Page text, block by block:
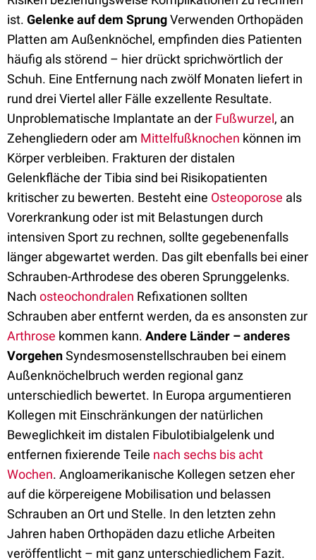
ist. Gelenke auf dem SprungVerwenden Orthopäden
Platten am Außenknöchel, empfinden dies Patienten
häufig als störend – hier drückt sprichwörtlich der
Schuh. Eine Entfernung nach zwölf Monaten liefert in
rund drei Viertel aller Fälle exzellente Resultate.
Unproblematische Implantate an der Fußwurzel, an
Zehengliedern oder am Mittelfußknochen können im
Körper verbleiben. Frakturen der distalen
Gelenkfläche der Tibia sind bei Risikopatienten
kritischer zu bewerten. Besteht eine Osteoporose als
Vorerkrankung oder ist mit Belastungen durch
intensiven Sport zu rechnen, sollte gegebenenfalls
länger abgewartet werden. Das gilt ebenfalls bei einer
Schrauben-Arthrodese des oberen Sprunggelenks.
Nach osteochondralen Refixationen sollten
Schrauben aber entfernt werden, da es ansonsten zur
Arthrose kommen kann. Andere Länder – anderes
VorgehenSyndesmosenstellschrauben bei einem
Außenknöchelbruch werden regional ganz
unterschiedlich bewertet. In Europa argumentieren
Kollegen mit Einschränkungen der natürlichen
Beweglichkeit im distalen Fibulotibialgelenk und
entfernen fixierende Teile nach sechs bis acht
Wochen. Angloamerikanische Kollegen setzen eher
auf die körpereigene Mobilisation und belassen
Schrauben an Ort und Stelle. In den letzten zehn
Jahren haben Orthopäden dazu etliche Arbeiten
veröffentlicht – mit ganz unterschiedlichem Fazit.